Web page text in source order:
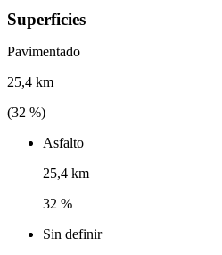
Superficies
Pavimentado
25,4 km
(32 %)
Asfalto
25,4 km
32 %
Sin definir